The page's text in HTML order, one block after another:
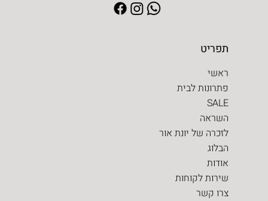
תפריט
ראשי
פתרונות לבית
SALE
השראה
לזכרה של יונת אור
הבלוג
אודות
שירות לקוחות
צרו קשר